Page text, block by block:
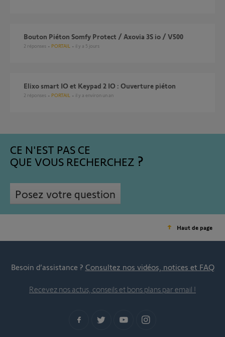
Bouton Piéton Somfy Protect / Axovia 3S io / V500
2 réponses PORTAIL il y a 5 jours
Elixo smart IO et Keypad 2 IO : Ouverture piéton
2 réponses PORTAIL il y a environ un an
CE N'EST PAS CE
QUE VOUS RECHERCHEZ
Posez votre question
Haut de page
Besoin d’assistance ? Consultez nos vidéos, notices et FAQ
Recevez nos actus, conseils et bons plans par email !